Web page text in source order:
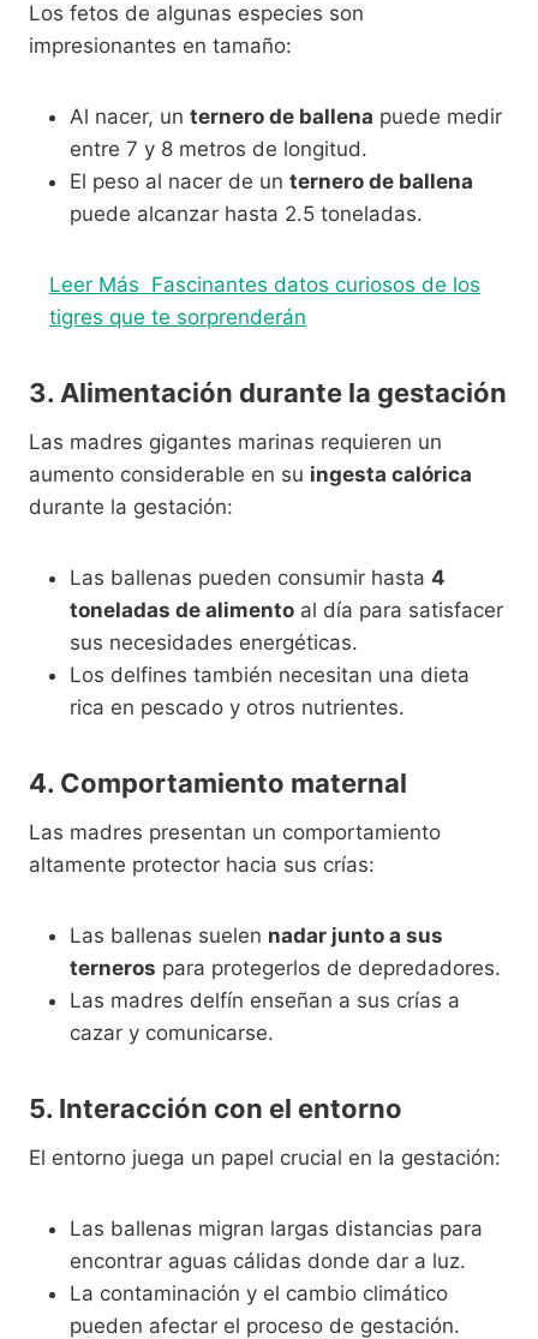
Los fetos de algunas especies son
impresionantes en tamaño:
Al nacer, un ternero de ballena puede medir
entre 7 y 8 metros de longitud.
El peso al nacer de un ternero de ballena
puede alcanzar hasta 2.5 toneladas.
Leer Más Fascinantes datos curiosos de los
tigres que te sorprenderán
3. Alimentación durante la gestación
Las madres gigantes marinas requieren un
aumento considerable en su ingesta calórica
durante la gestación:
Las ballenas pueden consumir hasta 4
toneladas de alimento al día para satisfacer
sus necesidades energéticas.
Los delfines también necesitan una dieta
rica en pescado y otros nutrientes.
4. Comportamiento maternal
Las madres presentan un comportamiento
altamente protector hacia sus crías:
Las ballenas suelen nadar junto a sus
terneros para protegerlos de depredadores.
Las madres delfín enseñan a sus crías a
cazar y comunicarse.
5. Interacción con el entorno
El entorno juega un papel crucial en la gestación:
Las ballenas migran largas distancias para
encontrar aguas cálidas donde dar a luz.
La contaminación y el cambio climático
pueden afectar el proceso de gestación.